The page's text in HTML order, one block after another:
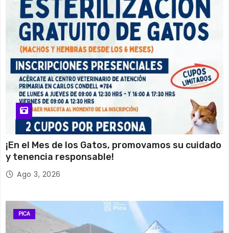
¡En el Mes de los Gatos, promovamos su cuidado
y tenencia responsable!
Ago 3, 2026
PICA